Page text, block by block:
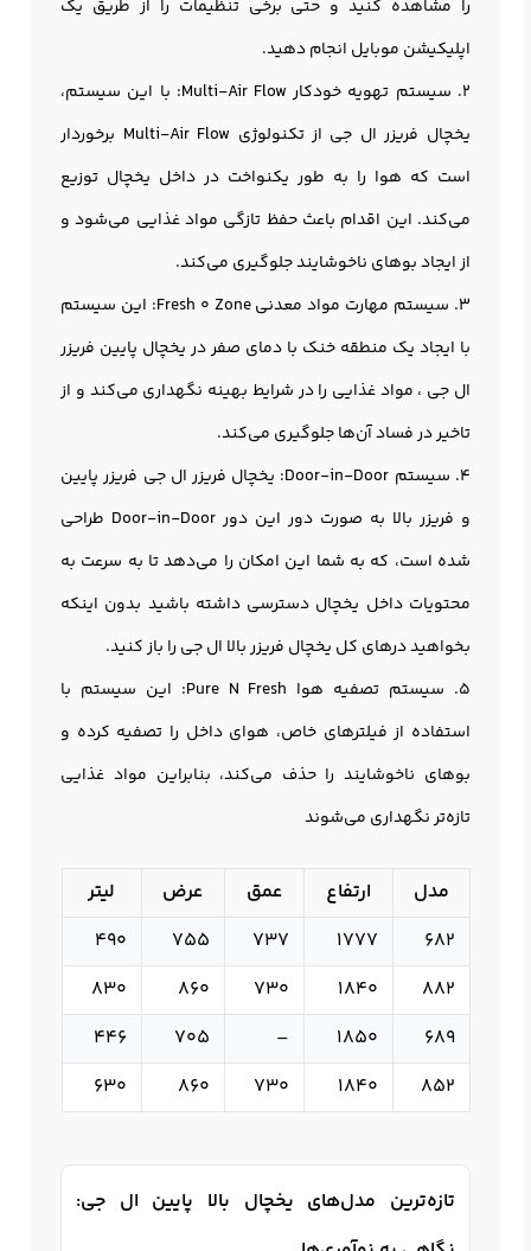
را مشاهده کنید و حتی برخی تنظیمات را از طریق یک
اپلیکیشن موبایل انجام دهید.
2. سیستم تهویه خودکار Multi-Air Flow: با این سیستم،
يخچال فريزر ال جی از تکنولوژی Multi-Air Flow برخوردار
است که هوا را به طور یکنواخت در داخل يخچال توزیع
می‌کند. این اقدام باعث حفظ تازگی مواد غذایی می‌شود و
از ایجاد بوهای ناخوشایند جلوگیری می‌کند.
3. سیستم مهارت مواد معدنی Fresh 0 Zone: این سیستم
با ایجاد یک منطقه خنک با دمای صفر در یخچال پایین فریزر
ال جی ، مواد غذایی را در شرایط بهینه نگهداری می‌کند و از
تاخیر در فساد آن‌ها جلوگیری می‌کند.
4. سیستم Door-in-Door: یخچال فریزر ال جی فریزر پایین
و فریزر بالا به صورت دور این دور Door-in-Door طراحی
شده است، که به شما این امکان را می‌دهد تا به سرعت به
محتویات داخل یخچال دسترسی داشته باشید بدون اینکه
بخواهید درهای کل یخچال فریزر بالا ال جی را باز کنید.
5. سیستم تصفیه هوا Pure N Fresh: این سیستم با
استفاده از فیلترهای خاص، هوای داخل را تصفیه کرده و
بوهای ناخوشایند را حذف می‌کند، بنابراین مواد غذایی
تازه‌تر نگهداری می‌شوند
مدل ارتفاع عمق عرض
لیتر
682
1777
737
755
490
882
1840
730
860
830
689
1850
–
705
446
852
1840
730
860
630
تازه‌ترین مدل‌های یخچال بالا پایین ال جی: